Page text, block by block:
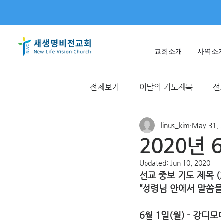
교회소개 사역소
전체보기 이달의 기도제목
불가리아 | 터키
EWC 대한민국
2020년
linus_kim May 31,
Updated: Jun 10, 2020
선교 중보 기도 제목
“성령님 안에서 말씀
6월 1일(월) - 강디모